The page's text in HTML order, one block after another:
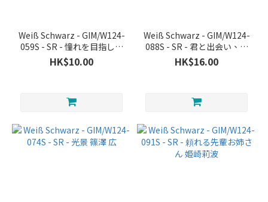
Weiß Schwarz - GIM/W124-
059S - SR - 憧れを目指して
倉本千奈
HK$10.00
Weiß Schwarz - GIM/W124-
088S - SR - 君と出会い、夢
に翔ける 月村手毬
HK$16.00